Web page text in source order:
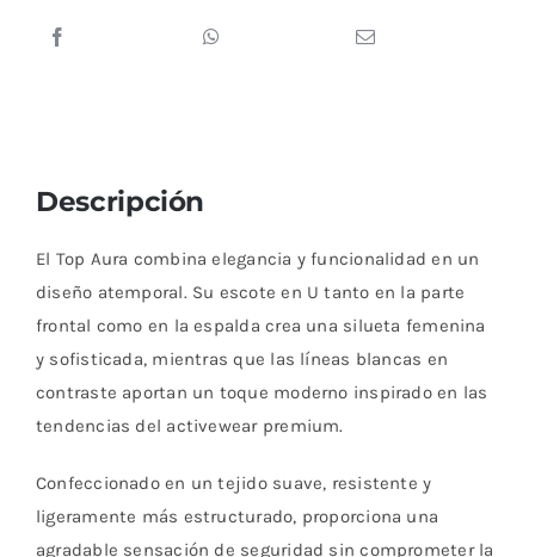
Descripción
El Top Aura combina elegancia y funcionalidad en un
diseño atemporal. Su escote en U tanto en la parte
frontal como en la espalda crea una silueta femenina
y sofisticada, mientras que las líneas blancas en
contraste aportan un toque moderno inspirado en las
tendencias del activewear premium.
Confeccionado en un tejido suave, resistente y
ligeramente más estructurado, proporciona una
agradable sensación de seguridad sin comprometer la